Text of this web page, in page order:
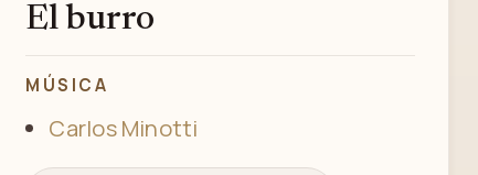
El burro
MÚSICA
Carlos Minotti